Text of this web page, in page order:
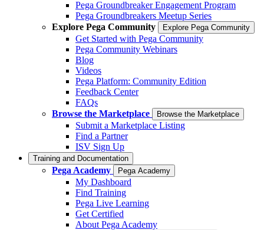
Pega Groundbreaker Engagement Program
Pega Groundbreakers Meetup Series
Explore Pega Community
Explore Pega Community
Get Started with Pega Community
Pega Community Webinars
Blog
Videos
Pega Platform: Community Edition
Feedback Center
FAQs
Browse the Marketplace
Browse the Marketplace
Submit a Marketplace Listing
Find a Partner
ISV Sign Up
Training and Documentation
Pega Academy Pega Academy
My Dashboard
Find Training
Pega Live Learning
Get Certified
About Pega Academy